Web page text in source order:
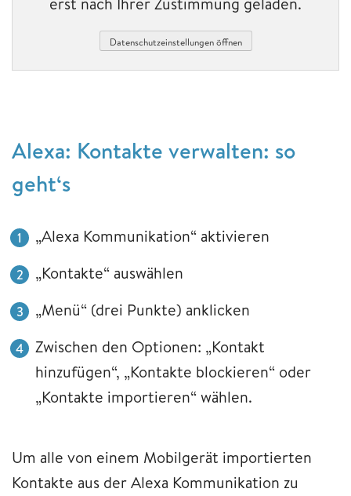
Datenschutzeinstellungen öffnen
Alexa: Kontakte verwalten: so
geht‘s
„Alexa Kommunikation“ aktivieren
„Kontakte“ auswählen
„Menü“ (drei Punkte) anklicken
Zwischen den Optionen: „Kontakt
hinzufügen“, „Kontakte blockieren“ oder
„Kontakte importieren“ wählen.
Um alle von einem Mobilgerät importierten
Kontakte aus der Alexa Kommunikation zu